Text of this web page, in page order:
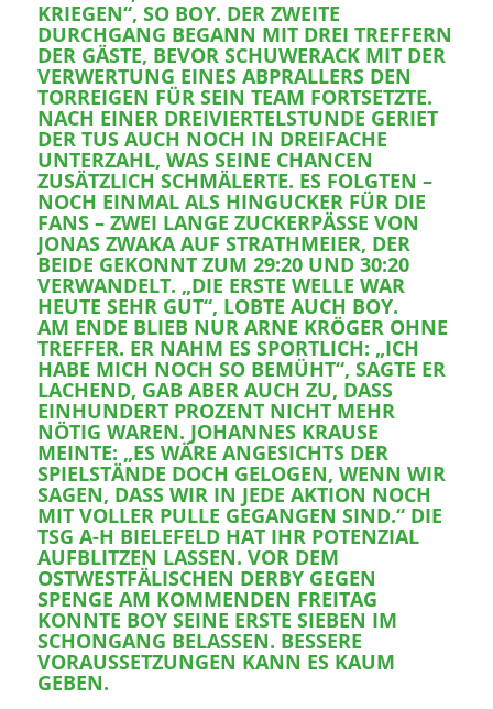
KRIEGEN“, SO BOY. DER ZWEITE
DURCHGANG BEGANN MIT DREI TREFFERN
DER GÄSTE, BEVOR SCHUWERACK MIT DER
VERWERTUNG EINES ABPRALLERS DEN
TORREIGEN FÜR SEIN TEAM FORTSETZTE.
NACH EINER DREIVIERTELSTUNDE GERIET
DER TUS AUCH NOCH IN DREIFACHE
UNTERZAHL, WAS SEINE CHANCEN
ZUSÄTZLICH SCHMÄLERTE. ES FOLGTEN –
NOCH EINMAL ALS HINGUCKER FÜR DIE
FANS – ZWEI LANGE ZUCKERPÄSSE VON
JONAS ZWAKA AUF STRATHMEIER, DER
BEIDE GEKONNT ZUM 29:20 UND 30:20
VERWANDELT. „DIE ERSTE WELLE WAR
HEUTE SEHR GUT“, LOBTE AUCH BOY.
AM ENDE BLIEB NUR ARNE KRÖGER OHNE
TREFFER. ER NAHM ES SPORTLICH: „ICH
HABE MICH NOCH SO BEMÜHT“, SAGTE ER
LACHEND, GAB ABER AUCH ZU, DASS
EINHUNDERT PROZENT NICHT MEHR
NÖTIG WAREN. JOHANNES KRAUSE
MEINTE: „ES WÄRE ANGESICHTS DER
SPIELSTÄNDE DOCH GELOGEN, WENN WIR
SAGEN, DASS WIR IN JEDE AKTION NOCH
MIT VOLLER PULLE GEGANGEN SIND.“ DIE
TSG A-H BIELEFELD HAT IHR POTENZIAL
AUFBLITZEN LASSEN. VOR DEM
OSTWESTFÄLISCHEN DERBY GEGEN
SPENGE AM KOMMENDEN FREITAG
KONNTE BOY SEINE ERSTE SIEBEN IM
SCHONGANG BELASSEN. BESSERE
VORAUSSETZUNGEN KANN ES KAUM
GEBEN.